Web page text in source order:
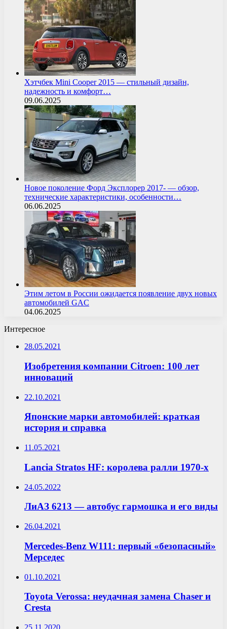
Хэтчбек Mini Cooper 2015 — стильный дизайн,
надежность и комфорт…
09.06.2025
Новое поколение Форд Эксплорер 2017- — обзор,
технические характеристики, особенности…
06.06.2025
Этим летом в России ожидается появление двух новых
автомобилей GAC
04.06.2025
Интересное
28.05.2021
Изобретения компании Citroen: 100 лет
инноваций
22.10.2021
Японские марки автомобилей: краткая
история и справка
11.05.2021
Lancia Stratos HF: королева ралли 1970-х
24.05.2022
ЛиАЗ 6213 — автобус гармошка и его виды
26.04.2021
Mercedes-Benz W111: первый «безопасный»
Мерседес
01.10.2021
Toyota Verossa: неудачная замена Chaser и
Cresta
25.11.2020